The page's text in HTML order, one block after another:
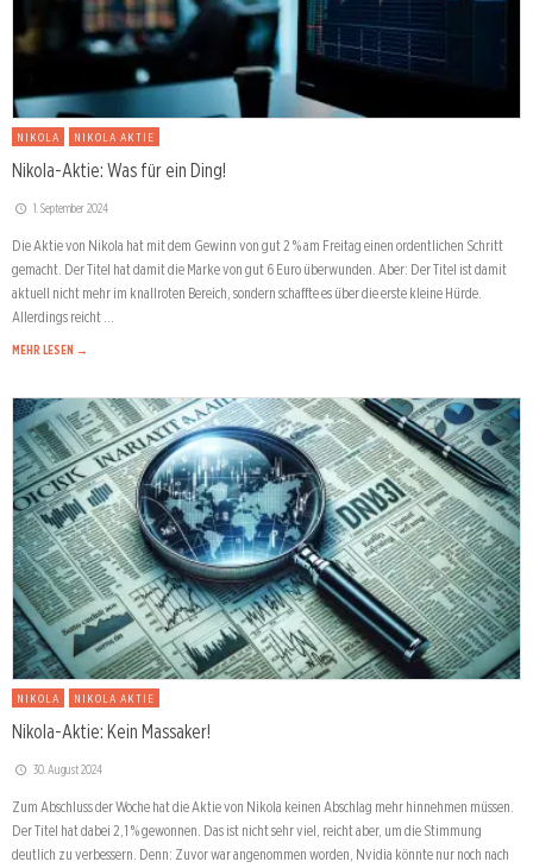
NIKOLA NIKOLA AKTIE
Nikola-Aktie: Was für ein Ding!
1. September 2024
Die Aktie von Nikola hat mit dem Gewinn von gut 2 % am Freitag einen ordentlichen Schritt
gemacht. Der Titel hat damit die Marke von gut 6 Euro überwunden. Aber: Der Titel ist damit
aktuell nicht mehr im knallroten Bereich, sondern schaffte es über die erste kleine Hürde.
Allerdings reicht …
MEHR LESEN →
NIKOLA NIKOLA AKTIE
Nikola-Aktie: Kein Massaker!
30. August 2024
Zum Abschluss der Woche hat die Aktie von Nikola keinen Abschlag mehr hinnehmen müssen.
Der Titel hat dabei 2,1 % gewonnen. Das ist nicht sehr viel, reicht aber, um die Stimmung
deutlich zu verbessern. Denn: Zuvor war angenommen worden, Nvidia könnte nur noch nach